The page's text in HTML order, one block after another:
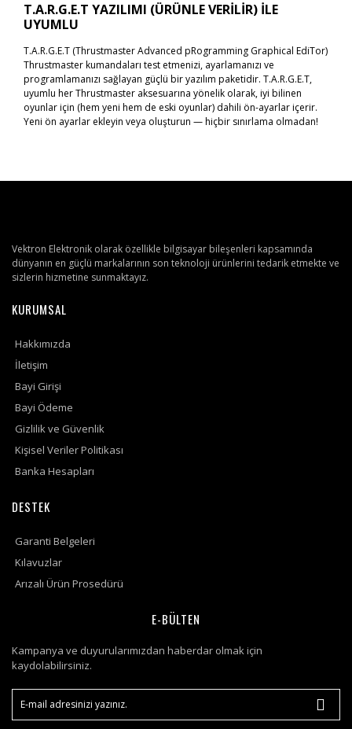
T.A.R.G.E.T YAZILIMI (ÜRÜNLE VERİLİR) İLE
UYUMLU
T.A.R.G.E.T (Thrustmaster Advanced pRogramming Graphical EdiTor)
Thrustmaster kumandaları test etmenizi, ayarlamanızı ve
programlamanızı sağlayan güçlü bir yazılım paketidir. T.A.R.G.E.T,
uyumlu her Thrustmaster aksesuarına yönelik olarak, iyi bilinen
oyunlar için (hem yeni hem de eski oyunlar) dahili ön-ayarlar içerir.
Yeni ön ayarlar ekleyin veya oluşturun — hiçbir sınırlama olmadan!
Vektron Elektronik olarak özellikle bilgisayar bileşenleri kapsamında
dünyanın en güçlü markalarının son teknoloji ürünlerini tedarik etmekte ve
sizlerin hizmetine sunmaktayız.
KURUMSAL
Hakkımızda
İletişim
Bayi Girişi
Bayi Ödeme
Gizlilik ve Güvenlik
Kişisel Veriler Politikası
Banka Hesapları
DESTEK
Garanti Belgeleri
Kılavuzlar
Arızalı Ürün Prosedürü
E-BÜLTEN
Kampanya ve duyurularımızdan haberdar olmak için
kaydolabilirsiniz.